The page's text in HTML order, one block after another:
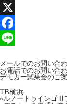
X
Facebook
メールでのお問い合
お電話でのお問い合
デモカー試乗会のご
TB横浜
»ルノートゥインゴⅢ